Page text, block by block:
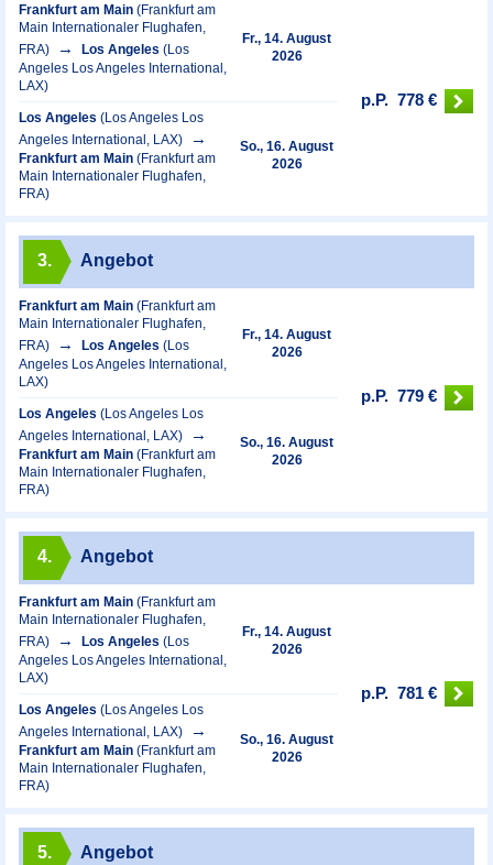
Frankfurt am Main (Frankfurt am
Main Internationaler Flughafen,
FRA)
Los Angeles (Los
Angeles Los Angeles International,
LAX)
Fr., 14. August
2026
Los Angeles (Los Angeles Los
Angeles International, LAX)
Frankfurt am Main (Frankfurt am
Main Internationaler Flughafen,
FRA)
So., 16. August
2026
p.P. 778 €
3. Angebot
Frankfurt am Main (Frankfurt am
Main Internationaler Flughafen,
FRA)
Los Angeles (Los
Angeles Los Angeles International,
LAX)
Fr., 14. August
2026
Los Angeles (Los Angeles Los
Angeles International, LAX)
Frankfurt am Main (Frankfurt am
Main Internationaler Flughafen,
FRA)
So., 16. August
2026
p.P. 779 €
4. Angebot
Frankfurt am Main (Frankfurt am
Main Internationaler Flughafen,
FRA)
Los Angeles (Los
Angeles Los Angeles International,
LAX)
Fr., 14. August
2026
Los Angeles (Los Angeles Los
Angeles International, LAX)
Frankfurt am Main (Frankfurt am
Main Internationaler Flughafen,
FRA)
So., 16. August
2026
p.P. 781 €
5. Angebot